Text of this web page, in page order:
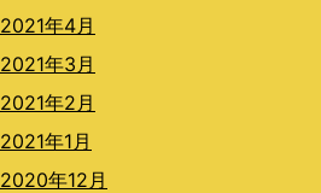
2021年4月
2021年3月
2021年2月
2021年1月
2020年12月